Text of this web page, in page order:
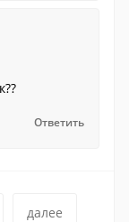
Ответить
далее